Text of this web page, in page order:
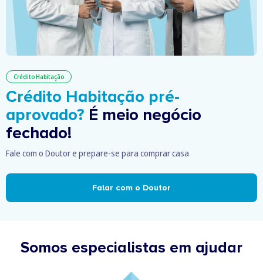
Crédito Habitação
Crédito Habitação pré-
aprovado? É meio negócio
fechado!
Fale com o Doutor e prepare-se para comprar casa
Falar com o Doutor
Somos especialistas em ajudar